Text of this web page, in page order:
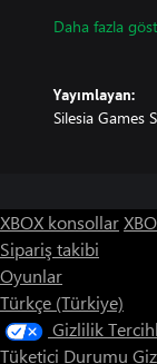
Bul:
Daha fazla
Yayımlayan:
Silesia Games
XBOX konsollar
Sipariş takibi
Oyunlar
Türkçe (Türkiye)
Gizlilik
Tüketici Durumu